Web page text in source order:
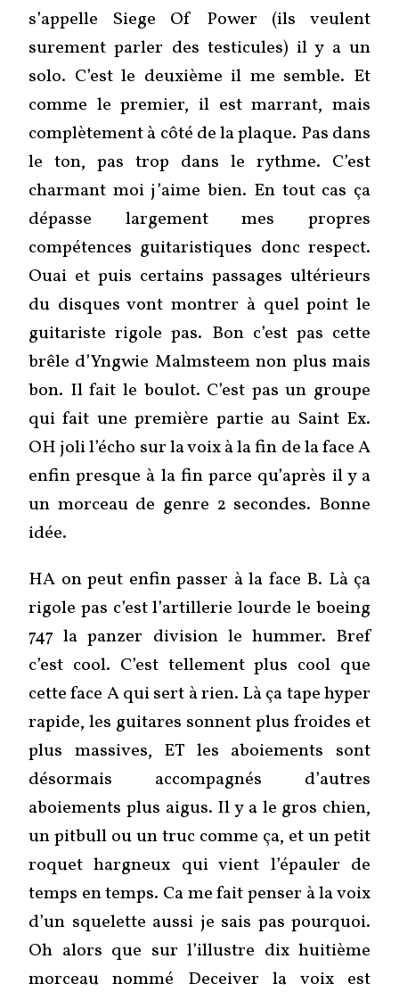
s’appelle Siege Of Power (ils veulent
surement parler des testicules) il y a un
solo. C’est le deuxième il me semble. Et
comme le premier, il est marrant, mais
complètement à côté de la plaque. Pas dans
le ton, pas trop dans le rythme. C’est
charmant moi j’aime bien. En tout cas ça
dépasse largement mes propres
compétences guitaristiques donc respect.
Ouai et puis certains passages ultérieurs
du disques vont montrer à quel point le
guitariste rigole pas. Bon c’est pas cette
brêle d’Yngwie Malmsteem non plus mais
bon. Il fait le boulot. C’est pas un groupe
qui fait une première partie au Saint Ex.
OH joli l’écho sur la voix à la fin de la face A
enfin presque à la fin parce qu’après il y a
un morceau de genre 2 secondes. Bonne
idée.
HA on peut enfin passer à la face B. Là ça
rigole pas c’est l’artillerie lourde le boeing
747 la panzer division le hummer. Bref
c’est cool. C’est tellement plus cool que
cette face A qui sert à rien. Là ça tape hyper
rapide, les guitares sonnent plus froides et
plus massives, ET les aboiements sont
désormais accompagnés d’autres
aboiements plus aigus. Il y a le gros chien,
un pitbull ou un truc comme ça, et un petit
roquet hargneux qui vient l’épauler de
temps en temps. Ca me fait penser à la voix
d’un squelette aussi je sais pas pourquoi.
Oh alors que sur l’illustre dix huitième
morceau nommé Deceiver la voix est